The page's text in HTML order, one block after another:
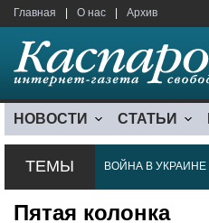
Главная О нас Архив
НОВОСТИ СТАТЬИ
ТЕМЫ ВОЙНА В УКРАИНЕ
Пятая колонка